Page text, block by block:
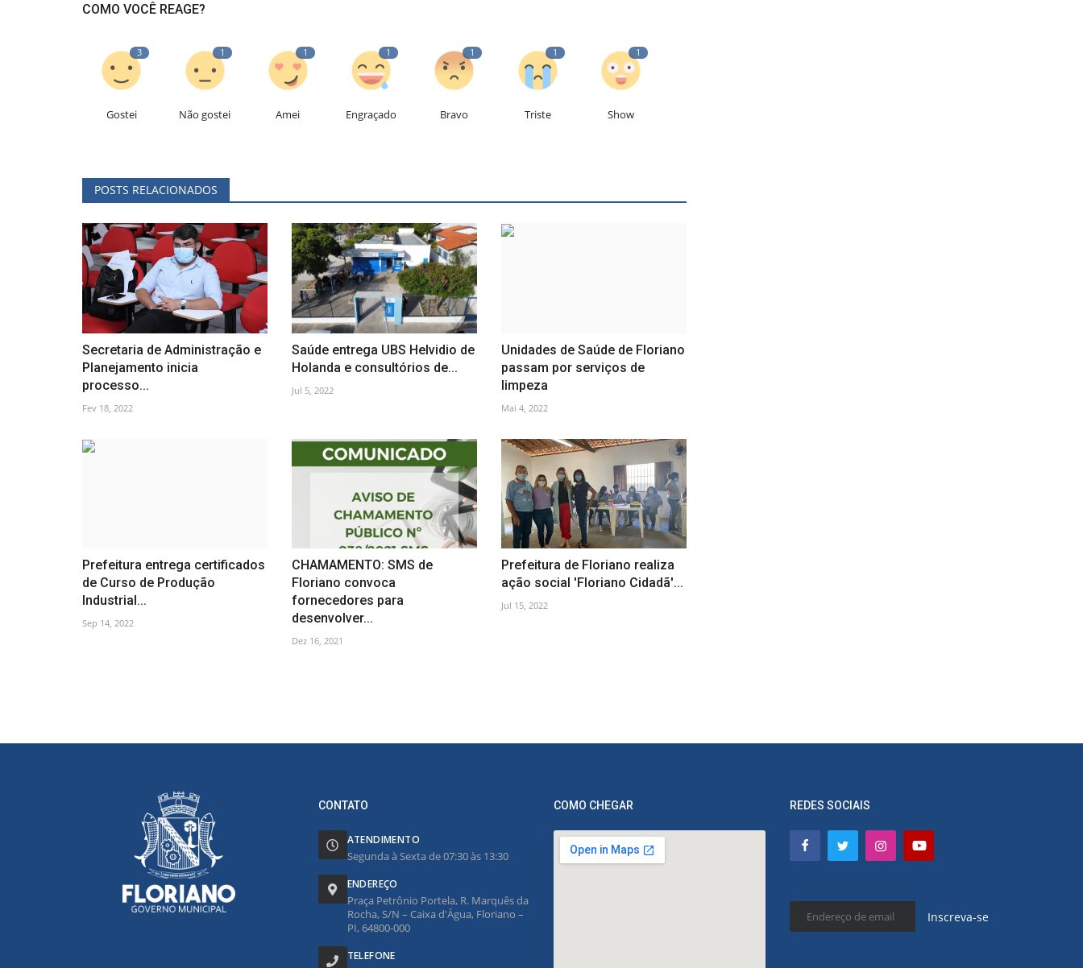
COMO VOCÊ REAGE?
3
Gostei
1
Não gostei
1
Amei
1
Engraçado
1
Bravo
1
Triste
1
Show
POSTS RELACIONADOS
Secretaria de Administração e
Planejamento inicia
processo...
Fev 18, 2022
Saúde entrega UBS Helvidio de
Holanda e consultórios de...
Jul 5, 2022
Unidades de Saúde de Floriano
passam por serviços de
limpeza
Mai 4, 2022
Prefeitura entrega certificados
de Curso de Produção
Industrial...
Sep 14, 2022
CHAMAMENTO: SMS de
Floriano convoca
fornecedores para
desenvolver...
Dez 16, 2021
Prefeitura de Floriano realiza
ação social 'Floriano Cidadã'...
Jul 15, 2022
CONTATO
ATENDIMENTO
Segunda à Sexta de 07:30 às 13:30
ENDEREÇO
Praça Petrônio Portela, R. Marquês da
Rocha, S/N – Caixa d'Água, Floriano –
PI, 64800-000
TELEFONE
COMO CHEGAR REDES SOCIAIS
Inscreva-se